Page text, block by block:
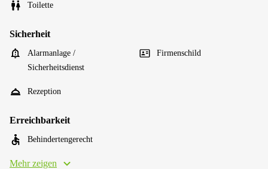
Toilette
Sicherheit
Alarmanlage /
Sicherheitsdienst
Firmenschild
Rezeption
Erreichbarkeit
Behindertengerecht
Mehr zeigen